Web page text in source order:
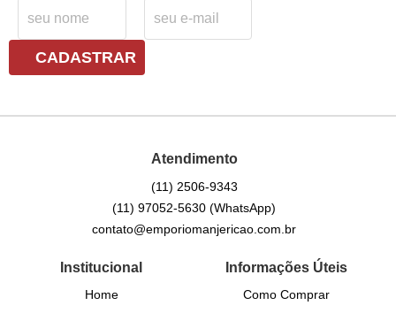
CADASTRAR
Atendimento
(11) 2506-9343
(11) 97052-5630(WhatsApp)
contato@emporiomanjericao.com.br
Institucional
Home
Informações Úteis
Como Comprar